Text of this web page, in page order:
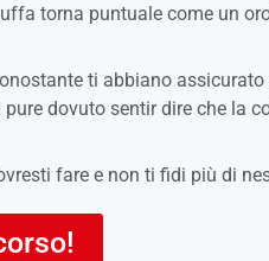
torna puntuale come un
ti abbiano assicurato
dovuto sentir dire che la
fare e non ti fidi più di